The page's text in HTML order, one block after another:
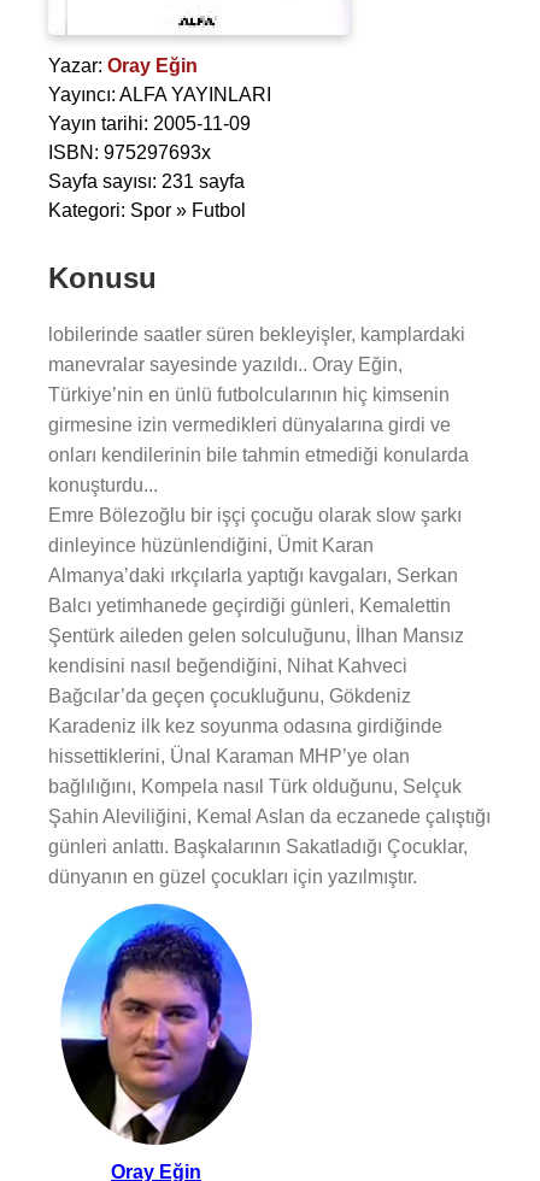
Yazar: Oray Eğin
Yayıncı: ALFA YAYINLARI
Yayın tarihi: 2005-11-09
ISBN: 975297693x
Sayfa sayısı: 231 sayfa
Kategori: Spor » Futbol
Konusu
lobilerinde saatler süren bekleyişler, kamplardaki
manevralar sayesinde yazıldı.. Oray Eğin,
Türkiye’nin en ünlü futbolcularının hiç kimsenin
girmesine izin vermedikleri dünyalarına girdi ve
onları kendilerinin bile tahmin etmediği konularda
konuşturdu...
Emre Bölezoğlu bir işçi çocuğu olarak slow şarkı
dinleyince hüzünlendiğini, Ümit Karan
Almanya’daki ırkçılarla yaptığı kavgaları, Serkan
Balcı yetimhanede geçirdiği günleri, Kemalettin
Şentürk aileden gelen solculuğunu, İlhan Mansız
kendisini nasıl beğendiğini, Nihat Kahveci
Bağcılar’da geçen çocukluğunu, Gökdeniz
Karadeniz ilk kez soyunma odasına girdiğinde
hissettiklerini, Ünal Karaman MHP’ye olan
bağlılığını, Kompela nasıl Türk olduğunu, Selçuk
Şahin Aleviliğini, Kemal Aslan da eczanede çalıştığı
günleri anlattı. Başkalarının Sakatladığı Çocuklar,
dünyanın en güzel çocukları için yazılmıştır.
Oray Eğin